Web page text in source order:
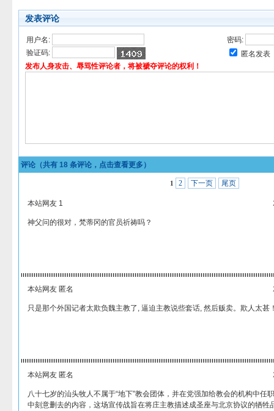
发表评论
用户名:
密码:
验证码:
匿名发表
发布人身攻击、辱骂性评论者，将被褫夺评论的权利！
评论（共有 18 条评论，点击查看更多）
1 2 下一页 尾页
本站网友 1
神父问的很对，梵蒂冈的官员祈祷吗？
本站网友 匿名
只是那个外国记者太欺负魏主教了, 逼迫主教说些套话, 然后贩卖。欺人太甚
本站网友 匿名
八十七岁的汕头牧人不属于“地下”教会团体，并在党强加给教会的机构中任
中刻意删去的内容，这场宣传战旨在将庄主教描述成圣座与北京协议的牺牲